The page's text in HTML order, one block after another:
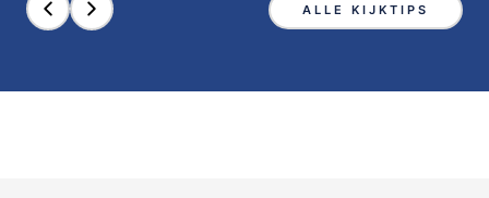
ALLE KIJKTIPS